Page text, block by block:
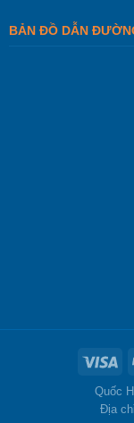
BẢN ĐỒ DẪN
Quốc
Địa